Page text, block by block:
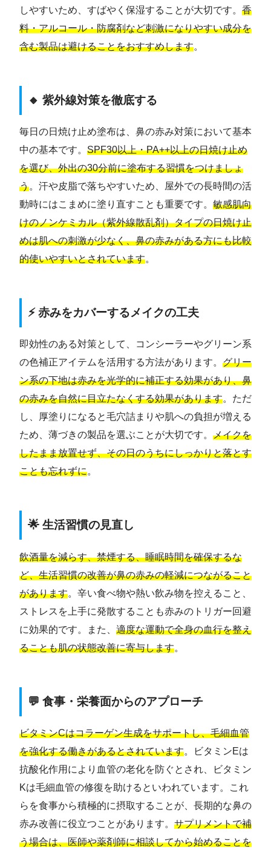
しやすいため、すばやく保湿することが大切です。 香
料・アルコール・防腐剤など刺激になりやすい成分を
含む製品は避けることをおすすめします。
🔸 紫外線対策を徹底する
毎日の日焼け止め塗布は、鼻の赤み対策において基本
中の基本です。 SPF30以上・PA++以上の日焼け止め
を選び、外出の30分前に塗布する習慣をつけましょ
う。汗や皮脂で落ちやすいため、屋外での長時間の活
動時にはこまめに塗り直すことも重要です。 敏感肌向
けのノンケミカル（紫外線散乱剤）タイプの日焼け止
めは肌への刺激が少なく、鼻の赤みがある方にも比較
的使いやすいとされています。
⚡ 赤みをカバーするメイクの工夫
即効性のある対策として、コンシーラーやグリーン系
の色補正アイテムを活用する方法があります。 グリー
ン系の下地は赤みを光学的に補正する効果があり、鼻
の赤みを自然に目立たなくする効果があります。ただ
し、厚塗りになると毛穴詰まりや肌への負担が増える
ため、薄づきの製品を選ぶことが大切です。 メイクを
したまま放置せず、その日のうちにしっかりと落とす
ことも忘れずに。
🌟 生活習慣の見直し
飲酒量を減らす、禁煙する、睡眠時間を確保するな
ど、生活習慣の改善が鼻の赤みの軽減につながること
があります。辛い食べ物や熱い飲み物を控えること、
ストレスを上手に発散することも赤みのトリガー回避
に効果的です。また、 適度な運動で全身の血行を整え
ることも肌の状態改善に寄与します。
💬 食事・栄養面からのアプローチ
ビタミンCはコラーゲン生成をサポートし、毛細血管
を強化する働きがあるとされています。ビタミンEは
抗酸化作用により血管の老化を防ぐとされ、ビタミン
Kは毛細血管の修復を助けるといわれています。これ
らを食事から積極的に摂取することが、長期的な鼻の
赤み改善に役立つことがあります。 サプリメントで補
う場合は、医師や薬剤師に相談してから始めることを